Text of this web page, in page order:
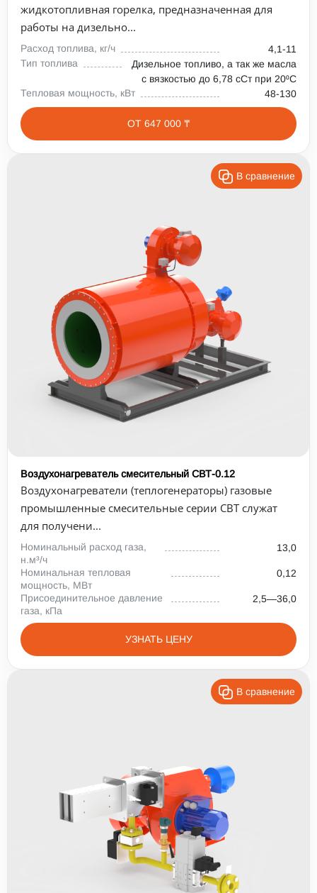
жидкотопливная горелка, предназначенная для
работы на дизельно...
Расход топлива, кг/ч
4,1-11
Тип топлива
Дизельное топливо, а так же масла
с вязкостью до 6,78 сСт при 20⁰С
Тепловая мощность, кВт
48-130
ОТ 647 000 ₸
В сравнение
Воздухонагреватель смесительный СВТ-0.12
Воздухонагреватели (теплогенераторы) газовые
промышленные смесительные серии СВТ служат
для получени...
Номинальный расход газа,
н.м³/ч
13,0
Номинальная тепловая
мощность, МВт
0,12
Присоединительное давление
газа, кПа
2,5—36,0
УЗНАТЬ ЦЕНУ
В сравнение